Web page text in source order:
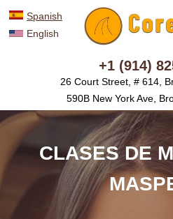
Spanish
English
+1 (914)
26 Court Street, # 614,
590B New York Ave,
CLASES DE